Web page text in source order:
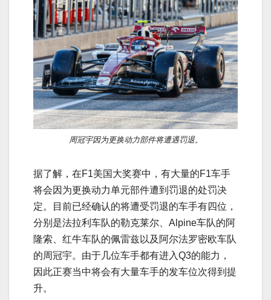
周冠宇因为更换动力部件将遭遇罚退。
据了解，在F1美国大奖赛中，有大量的F1车手
将会因为更换动力单元部件遭到罚退的处罚决
定。目前已经确认的将遭受罚退的车手有四位，
分别是法拉利车队的勒克莱尔、Alpine车队的阿
隆索、红牛车队的佩雷兹以及阿尔法罗密欧车队
的周冠宇。由于几位车手都有进入Q3的能力，
因此正赛当中将会有大量车手的发车位次得到提
升。